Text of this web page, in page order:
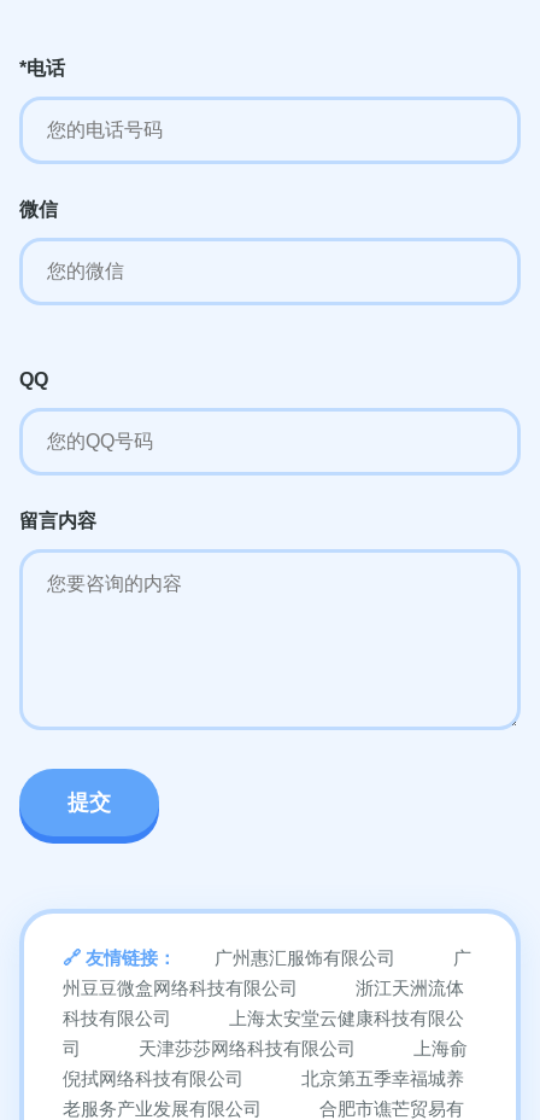
*电话
微信
QQ
留言内容
友情链接： 广州惠汇服饰有限公司
广
州豆豆微盒网络科技有限公司
浙江天洲流体
科技有限公司
上海太安堂云健康科技有限公
司
天津莎莎网络科技有限公司
上海俞
倪拭网络科技有限公司
北京第五季幸福城养
老服务产业发展有限公司
合肥市谯芒贸易有